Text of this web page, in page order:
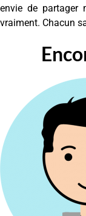
envie de partager
vraiment. Chacun